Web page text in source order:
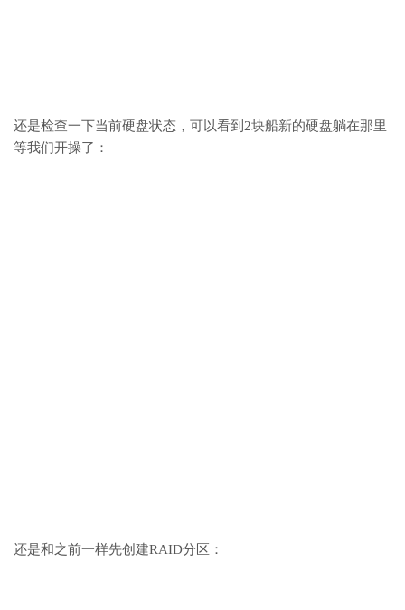
还是检查一下当前硬盘状态，可以看到2块船新的硬盘躺在那里
等我们开操了：
还是和之前一样先创建RAID分区：